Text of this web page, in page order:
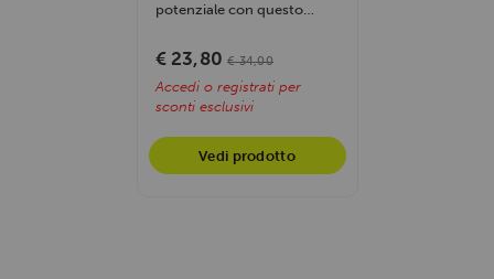
potenziale con questo
fermentazione vegetale,...
€ 23,80 € 34,00
Accedi o registrati per
sconti esclusivi
Vedi prodotto